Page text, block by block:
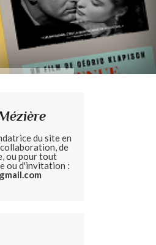
du site en
de
ou pour tout
ou d'invitation :